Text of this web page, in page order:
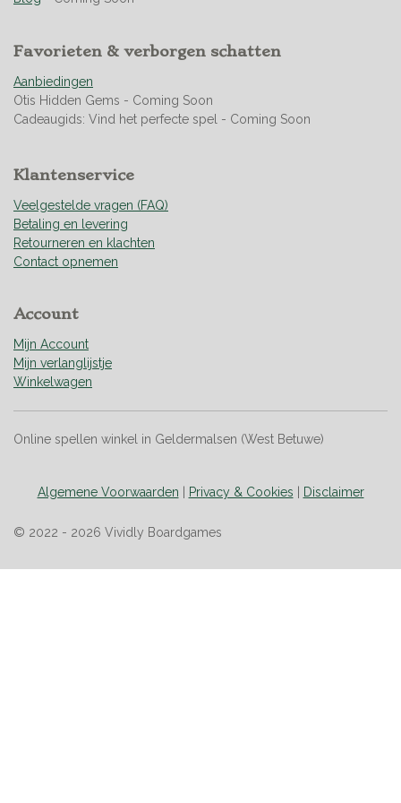
7
0
4
2
3
2
1
s
t
r
e
n
Favorieten & verborgen schatten
Aanbiedingen
Otis Hidden Gems - Coming Soon
Cadeaugids: Vind het perfecte spel - Coming Soon
Klantenservice
Veelgestelde vragen (FAQ)
Betaling en levering
Retourneren en klachten
Contact opnemen
Account
Mijn Account
Mijn verlanglijstje
Winkelwagen
Online spellen winkel in Geldermalsen (West Betuwe)
Algemene Voorwaarden Privacy & Cookies Disclaimer
© 2022 - 2026 Vividly Boardgames